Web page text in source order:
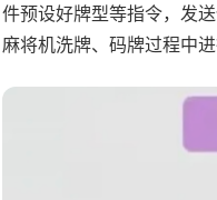
件预设好牌型等指令，发
麻将机洗牌、码牌过程中